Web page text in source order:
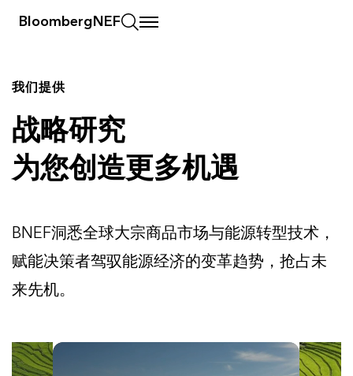
BloombergNEF
我们提供
战略研究
为您创造更多机遇
BNEF洞悉全球大宗商品市场与能源转型技术，
赋能决策者驾驭能源经济的变革趋势，抢占未
来先机。